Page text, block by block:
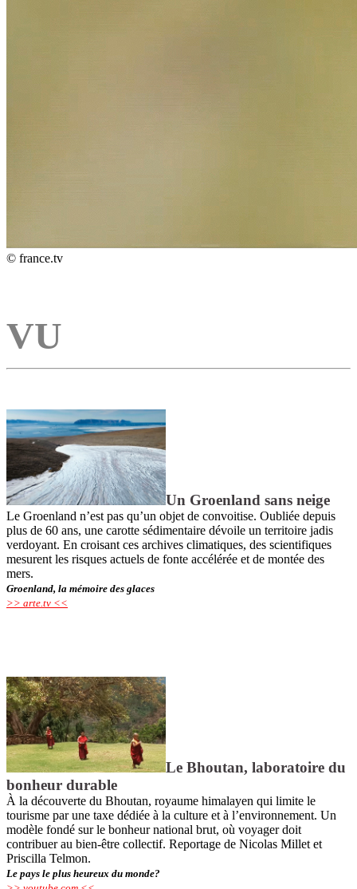
© france.tv
VU
Un Groenland sans neige
Le Groenland n’est pas qu’un objet de convoitise. Oubliée depuis
plus de 60 ans, une carotte sédimentaire dévoile un territoire jadis
verdoyant. En croisant ces archives climatiques, des scientifiques
mesurent les risques actuels de fonte accélérée et de montée des
mers.
Groenland, la mémoire des glaces
>> arte.tv <<
Le Bhoutan, laboratoire du
bonheur durable
À la découverte du Bhoutan, royaume himalayen qui limite le
tourisme par une taxe dédiée à la culture et à l’environnement. Un
modèle fondé sur le bonheur national brut, où voyager doit
contribuer au bien-être collectif. Reportage de Nicolas Millet et
Priscilla Telmon.
Le pays le plus heureux du monde?